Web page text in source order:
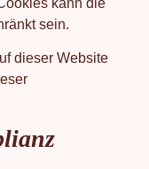
sein.
dieser Website